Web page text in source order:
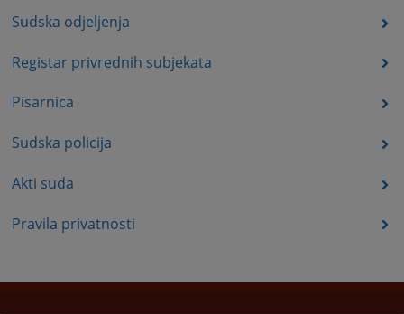
Sudska odjeljenja
Registar privrednih subjekata
Pisarnica
Sudska policija
Akti suda
Pravila privatnosti